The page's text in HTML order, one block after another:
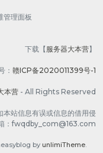
理面板
下载【服务器大本营】
： 赣ICP备2020011399号-1
本营 - All Rights Reserved
本站信息有误或信息的借用侵
：fwqdby_com@163.com
by unlimiTheme.